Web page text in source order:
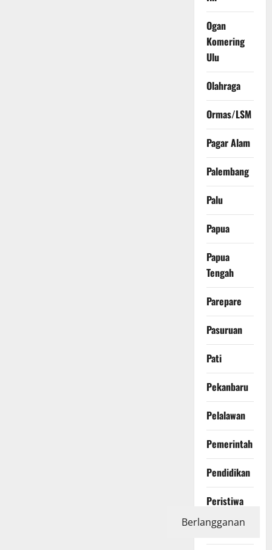
Ogan
Komering
Ulu
Olahraga
Ormas/LSM
Pagar Alam
Palembang
Palu
Papua
Papua
Tengah
Parepare
Pasuruan
Pati
Pekanbaru
Pelalawan
Pemerintah
Pendidikan
Peristiwa
Photography
Berlangganan